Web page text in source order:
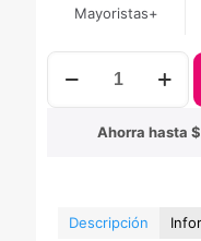
Mayoristas+
Detergente
Polvo
Ahorra hasta $
Descripción